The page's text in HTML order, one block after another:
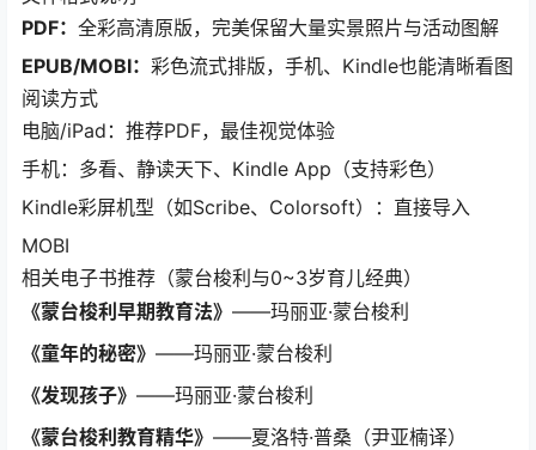
PDF： 全彩高清原版，完美保留大量实景照片与活动图解
EPUB/MOBI： 彩色流式排版，手机、Kindle也能清晰看图
阅读方式
电脑/iPad：推荐PDF，最佳视觉体验
手机：多看、静读天下、Kindle App（支持彩色）
Kindle彩屏机型（如Scribe、Colorsoft）：直接导入
MOBI
相关电子书推荐（蒙台梭利与0~3岁育儿经典）
《蒙台梭利早期教育法》 ——玛丽亚·蒙台梭利
《童年的秘密》 ——玛丽亚·蒙台梭利
《发现孩子》 ——玛丽亚·蒙台梭利
《蒙台梭利教育精华》 ——夏洛特·普桑（尹亚楠译）